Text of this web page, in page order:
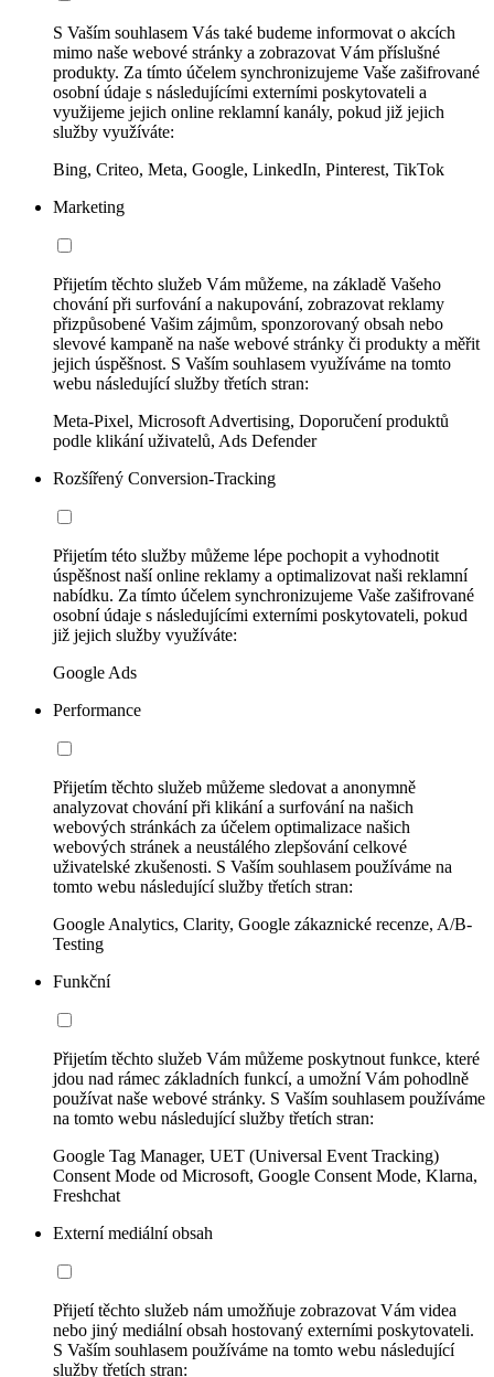
S Vaším souhlasem Vás také budeme informovat o akcích
mimo naše webové stránky a zobrazovat Vám příslušné
produkty. Za tímto účelem synchronizujeme Vaše zašifrované
osobní údaje s následujícími externími poskytovateli a
využijeme jejich online reklamní kanály, pokud již jejich
služby využíváte:
Bing, Criteo, Meta, Google, LinkedIn, Pinterest, TikTok
Marketing
Přijetím těchto služeb Vám můžeme, na základě Vašeho
chování při surfování a nakupování, zobrazovat reklamy
přizpůsobené Vašim zájmům, sponzorovaný obsah nebo
slevové kampaně na naše webové stránky či produkty a měřit
jejich úspěšnost. S Vaším souhlasem využíváme na tomto
webu následující služby třetích stran:
Meta-Pixel, Microsoft Advertising, Doporučení produktů
podle klikání uživatelů, Ads Defender
Rozšířený Conversion-Tracking
Přijetím této služby můžeme lépe pochopit a vyhodnotit
úspěšnost naší online reklamy a optimalizovat naši reklamní
nabídku. Za tímto účelem synchronizujeme Vaše zašifrované
osobní údaje s následujícími externími poskytovateli, pokud
již jejich služby využíváte:
Google Ads
Performance
Přijetím těchto služeb můžeme sledovat a anonymně
analyzovat chování při klikání a surfování na našich
webových stránkách za účelem optimalizace našich
webových stránek a neustálého zlepšování celkové
uživatelské zkušenosti. S Vaším souhlasem používáme na
tomto webu následující služby třetích stran:
Google Analytics, Clarity, Google zákaznické recenze, A/B-
Testing
Funkční
Přijetím těchto služeb Vám můžeme poskytnout funkce, které
jdou nad rámec základních funkcí, a umožní Vám pohodlně
používat naše webové stránky. S Vaším souhlasem používáme
na tomto webu následující služby třetích stran:
Google Tag Manager, UET (Universal Event Tracking)
Consent Mode od Microsoft, Google Consent Mode, Klarna,
Freshchat
Externí mediální obsah
Přijetí těchto služeb nám umožňuje zobrazovat Vám videa
nebo jiný mediální obsah hostovaný externími poskytovateli.
S Vaším souhlasem používáme na tomto webu následující
služby třetích stran: